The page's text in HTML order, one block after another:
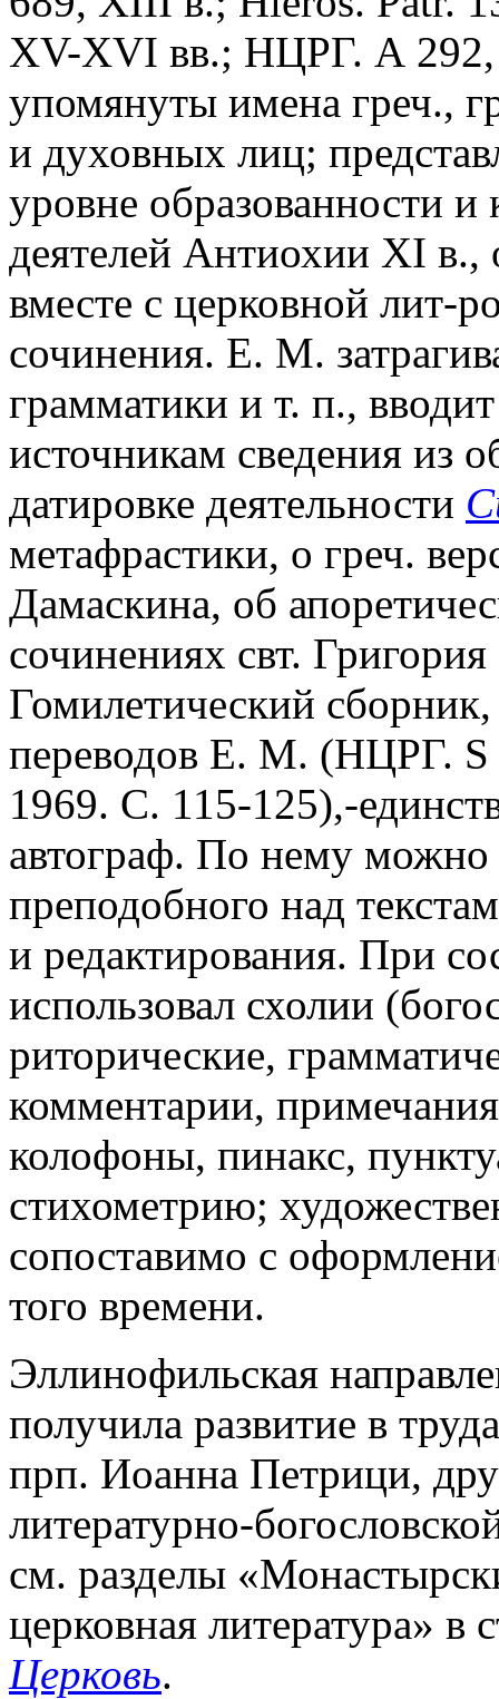
XV-XVI вв.; НЦРГ. А 292,
упомянуты имена греч.,
и духовных лиц;
уровне образованности
деятелей Антиохии ХI в.,
вместе с церковной лит-
сочинения. Е. М.
грамматики и т. п.,
источникам сведения из
датировке деятельности
метафрастики, о греч.
Дамаскина, об
сочинениях свт.
Гомилетический
переводов Е. М. (НЦРГ.
1969. С. 115-125),-
автограф. По нему
преподобного над
и редактирования. При
использовал схолии
риторические,
комментарии,
колофоны, пинакс,
стихометрию;
сопоставимо с
того времени.
Эллинофильская
получила развитие в
прп. Иоанна Петрици,
литературно-
см. разделы
церковная литература» в
Церковь.